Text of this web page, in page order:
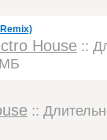
House ::
МБ
::